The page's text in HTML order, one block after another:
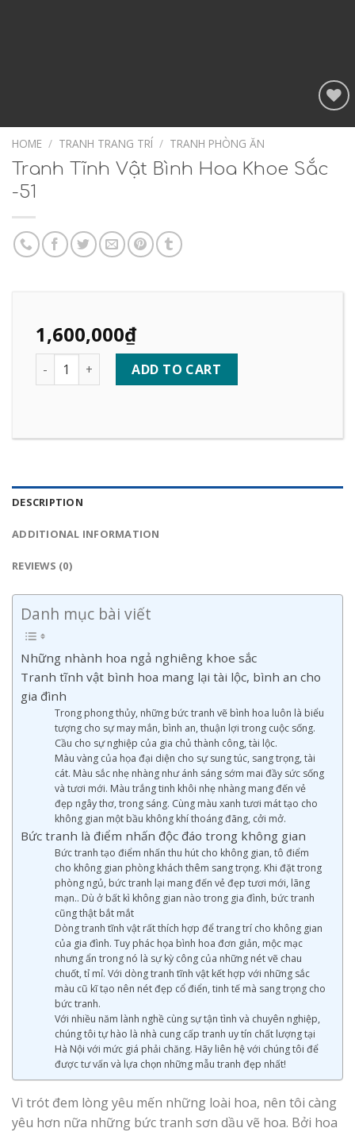
Add to
HOME / TRANH TRANG TRÍ / TRANH PHÒNG ĂN
Tranh Tĩnh Vật Bình Hoa Khoe Sắc
-51
1,600,000₫
Quantity ADD TO CART
DESCRIPTION
ADDITIONAL INFORMATION
REVIEWS (0)
Danh mục bài viết
Những nhành hoa ngả nghiêng khoe sắc
Tranh tĩnh vật bình hoa mang lại tài lộc, bình an cho
gia đình
Trong phong thủy, những bức tranh vẽ bình hoa luôn là biểu
tượng cho sự may mắn, bình an, thuận lợi trong cuộc sống.
Cầu cho sự nghiệp của gia chủ thành công, tài lộc.
Màu vàng của họa đại diện cho sự sung túc, sang trọng, tài
cát. Màu sắc nhẹ nhàng như ánh sáng sớm mai đầy sức sống
và tươi mới. Màu trắng tinh khôi nhẹ nhàng mang đến vẻ
đẹp ngây thơ, trong sáng. Cùng màu xanh tươi mát tạo cho
không gian một bầu không khí thoáng đãng, cởi mở.
Bức tranh là điểm nhấn độc đáo trong không gian
Bức tranh tạo điểm nhấn thu hút cho không gian, tô điểm
cho không gian phòng khách thêm sang trọng. Khi đặt trong
phòng ngủ, bức tranh lại mang đến vẻ đẹp tươi mới, lãng
mạn.. Dù ở bất kì không gian nào trong gia đình, bức tranh
cũng thật bắt mắt
Dòng tranh tĩnh vật rất thích hợp để trang trí cho không gian
của gia đình. Tuy phác họa bình hoa đơn giản, mộc mạc
nhưng ẩn trong nó là sự kỳ công của những nét vẽ chau
chuốt, tỉ mỉ. Với dòng tranh tĩnh vật kết hợp với những sắc
màu cũ kĩ tạo nên nét đẹp cổ điển, tinh tế mà sang trọng cho
bức tranh.
Với nhiều năm lành nghề cùng sự tận tình và chuyên nghiệp,
chúng tôi tự hào là nhà cung cấp tranh uy tín chất lượng tại
Hà Nội với mức giá phải chăng. Hãy liên hệ với chúng tôi để
được tư vấn và lựa chọn những mẫu tranh đẹp nhất!
Vì trót đem lòng yêu mến những loài hoa, nên tôi càng
yêu hơn nữa những bức tranh sơn dầu vẽ hoa. Bởi hoa